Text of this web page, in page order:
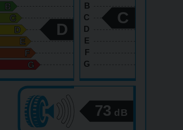
B
C
D
E
F
G
73 dB
D
C